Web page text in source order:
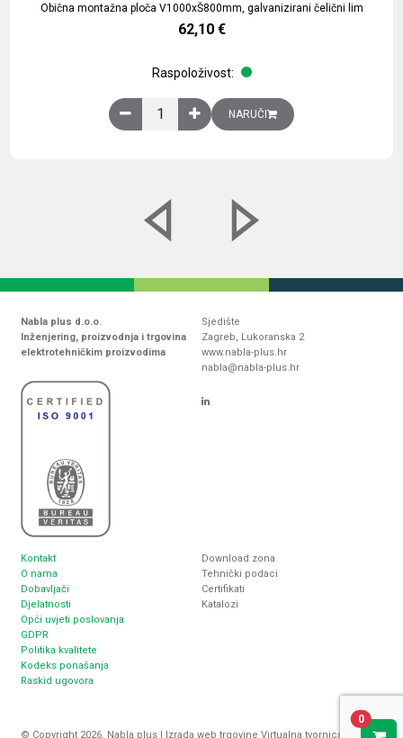
Obična montažna ploča V1000xŠ800mm, galvanizirani čelični lim
62,10 €
Raspoloživost:
Obična montažna ploča V1000xŠ800mm,
NARUČI
Nabla plus d.o.o.
Inženjering, proizvodnja i trgovina
elektrotehničkim proizvodima
Sjedište
Zagreb, Lukoranska 2
www.nabla-plus.hr
nabla@nabla-plus.hr
Kontakt
O nama
Dobavljači
Djelatnosti
Opći uvjeti poslovanja
GDPR
Politika kvalitete
Kodeks ponašanja
Raskid ugovora
Download zona
Tehnički podaci
Certifikati
Katalozi
© Copyright 2026. Nabla plus | Izrada web trgovine Virtualna tvornica
0